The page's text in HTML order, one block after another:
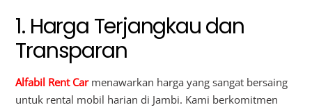
1. Harga Terjangkau dan
Transparan
Alfabil Rent Carmenawarkan harga yang sangat bersaing
untuk rental mobil harian di Jambi. Kami berkomitmen